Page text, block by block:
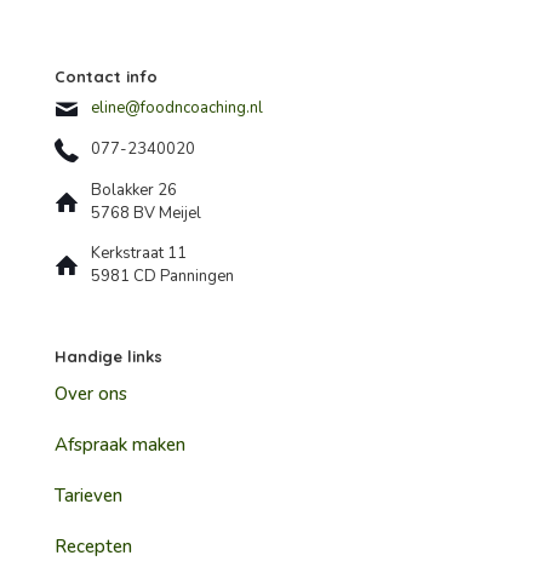
Contact info
eline@foodncoaching.nl
077-2340020
Bolakker 26
5768 BV Meijel
Kerkstraat 11
5981 CD Panningen
Handige links
Over ons
Afspraak maken
Tarieven
Recepten